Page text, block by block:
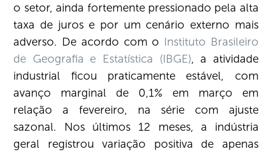
o setor, ainda fortemente pressionado pela alta
taxa de juros e por um cenário externo mais
adverso. De acordo com o Instituto Brasileiro
de Geografia e Estatística (IBGE), a atividade
industrial ficou praticamente estável, com
avanço marginal de 0,1% em março em
relação a fevereiro, na série com ajuste
sazonal. Nos últimos 12 meses, a indústria
geral registrou variação positiva de apenas